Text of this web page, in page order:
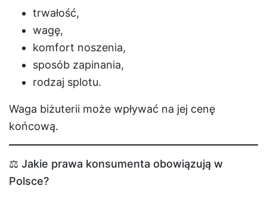
trwałość,
wagę,
komfort noszenia,
sposób zapinania,
rodzaj splotu.
Waga biżuterii może wpływać na jej cenę
końcową.
⚖️ Jakie prawa konsumenta obowiązują w
Polsce?